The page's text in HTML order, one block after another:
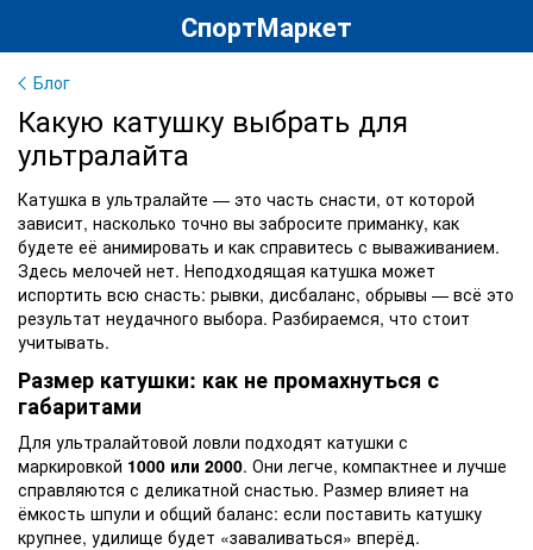
СпортМаркет
Блог
Какую катушку выбрать для
ультралайта
Катушка в ультралайте — это часть снасти, от которой
зависит, насколько точно вы забросите приманку, как
будете её анимировать и как справитесь с вываживанием.
Здесь мелочей нет. Неподходящая катушка может
испортить всю снасть: рывки, дисбаланс, обрывы — всё это
результат неудачного выбора. Разбираемся, что стоит
учитывать.
Размер катушки: как не промахнуться с
габаритами
Для ультралайтовой ловли подходят катушки с
маркировкой 1000 или 2000. Они легче, компактнее и лучше
справляются с деликатной снастью. Размер влияет на
ёмкость шпули и общий баланс: если поставить катушку
крупнее, удилище будет «заваливаться» вперёд.